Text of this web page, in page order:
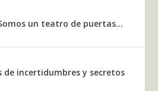
un teatro de puertas...
de incertidumbres y secretos